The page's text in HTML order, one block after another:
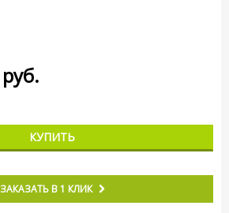
руб.
КУПИТЬ
ЗАКАЗАТЬ В 1 КЛИК